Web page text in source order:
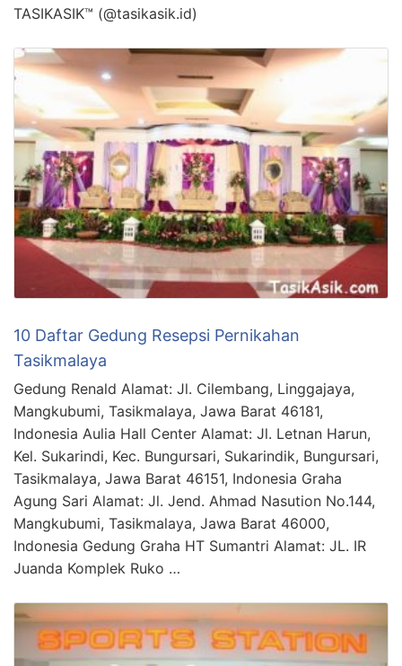
TASIKASIK™ (@tasikasik.id)
10 Daftar Gedung Resepsi Pernikahan
Tasikmalaya
Gedung Renald Alamat: Jl. Cilembang, Linggajaya,
Mangkubumi, Tasikmalaya, Jawa Barat 46181,
Indonesia Aulia Hall Center Alamat: Jl. Letnan Harun,
Kel. Sukarindi, Kec. Bungursari, Sukarindik, Bungursari,
Tasikmalaya, Jawa Barat 46151, Indonesia Graha
Agung Sari Alamat: Jl. Jend. Ahmad Nasution No.144,
Mangkubumi, Tasikmalaya, Jawa Barat 46000,
Indonesia Gedung Graha HT Sumantri Alamat: JL. IR
Juanda Komplek Ruko …